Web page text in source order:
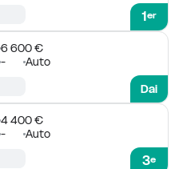
1er
6 600 €
-
Auto
Dai
4 400 €
- Auto
3e